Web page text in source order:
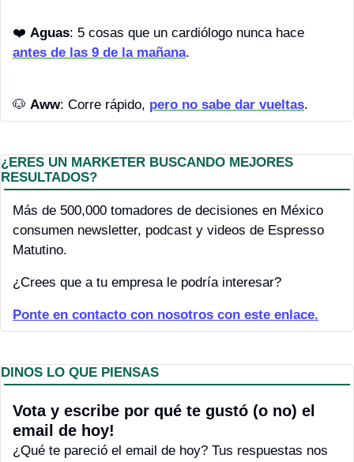
❤️ Aguas
antes de las 9 de la mañana.
🐶 Aww: Corre rápido, pero no sabe dar vueltas.
¿ERES UN MARKETER BUSCANDO MEJORES
RESULTADOS?
Más de 500,000 tomadores de decisiones en México
consumen newsletter, podcast y videos de Espresso
Matutino.
¿Crees que a tu empresa le podría interesar?
Ponte en contacto con nosotros con este enlace.
DINOS LO QUE PIENSAS
Vota y escribe por qué te gustó (o no) el
email de hoy!
¿Qué te pareció el email de hoy? Tus respuestas nos